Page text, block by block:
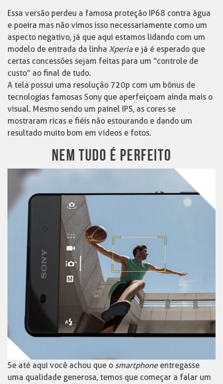
Essa versão perdeu a famosa proteção IP68 contra água
e poeira mas não vimos isso necessariamente como um
aspecto negativo, já que aqui estamos lidando com um
modelo de entrada da linha Xperiae já é esperado que
certas concessões sejam feitas para um “controle de
custo” ao final de tudo.
A tela possui uma resolução 720p com um bônus de
tecnologias famosas Sony que aperfeiçoam ainda mais o
visual. Mesmo sendo um painel IPS, as cores se
mostraram ricas e fiéis não estourando e dando um
resultado muito bom em vídeos e fotos.
NEM TUDO É PERFEITO
Se até aqui você achou que o smartphoneentregasse
uma qualidade generosa, temos que começar a falar um